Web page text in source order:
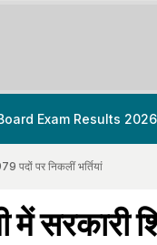
Exam Results 2026
पदों पर निकलीं भर्तियां
में सरकारी